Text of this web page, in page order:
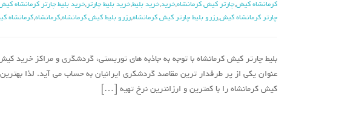
کرمانشاه کیش,چارتر کیش کرمانشاه,خرید,خرید بلیط,خرید بلیط چارتر,خرید بلیط چارتر کرمانشاه
چارتر کرمانشاه کیش,رزرو بلیط چارتر کیش کرمانشاه,رزرو بلیط کیش کرمانشاه,کرمانشاه,کرمانشاه
بلیط چارتر کیش کرمانشاه با توجه به جاذبه های توریستی، گردشگری و مراکز خرید
عنوان یکی از پر طرفدار ترین مقاصد گردشکری ایرانیان به حساب می آید. لذا
کیش کرمانشاه را با کمترین و ارزانترین نرخ تهیه […]